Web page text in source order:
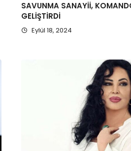
SAVUNMA SANAYİİ,
GELİŞTİRDİ
Eylül 18, 2024